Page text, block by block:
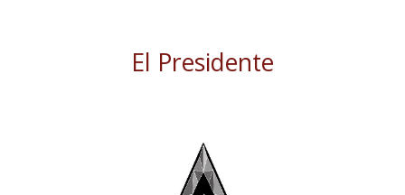
El Presidente